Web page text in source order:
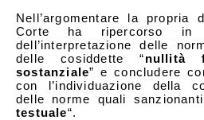
Nell’argomentare la propria
Corte ha ripercorso in
dell’interpretazione delle
delle cosiddette “nullità
sostanziale” e concludere
con l’individuazione della
delle norme quali
testuale“.